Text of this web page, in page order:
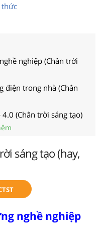
thức
nghiệp (Chân trời
điện trong nhà (Chân
(Chân trời sáng tạo)
sáng tạo (hay,
nghề nghiệp